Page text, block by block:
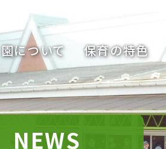
園について 保育の特色
NEWS